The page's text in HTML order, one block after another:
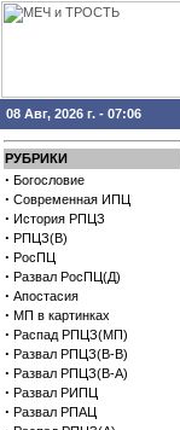
08 Авг, 2026 г. - 07:06
РУБРИКИ
· Богословие
· Современная ИПЦ
· История РПЦЗ
· РПЦЗ(В)
· РосПЦ
· Развал РосПЦ(Д)
· Апостасия
· МП в картинках
· Распад РПЦЗ(МП)
· Развал РПЦЗ(В-В)
· Развал РПЦЗ(В-А)
· Развал РИПЦ
· Развал РПАЦ